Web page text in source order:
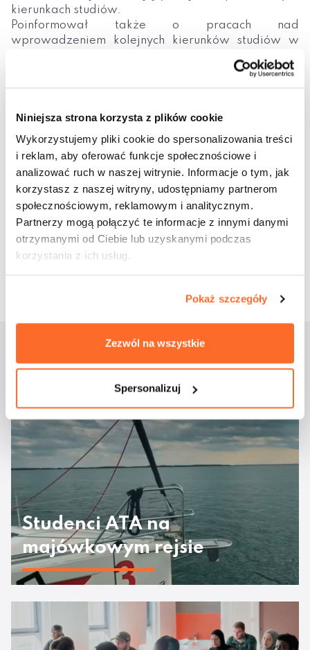
Niniejsza strona korzysta z plików cookie
Wykorzystujemy pliki cookie do spersonalizowania treści
i reklam, aby oferować funkcje społecznościowe i
analizować ruch w naszej witrynie. Informacje o tym, jak
korzystasz z naszej witryny, udostępniamy partnerom
społecznościowym, reklamowym i analitycznym.
Partnerzy mogą połączyć te informacje z innymi danymi
otrzymanymi od Ciebie lub uzyskanymi podczas
korzystania z ich usług.
Pokaż szczegóły
Zezwól na wszystkie
Spersonalizuj
kierunkach studiów.
Poinformował także o pracach nad
wprowadzeniem kolejnych kierunków studiów w
Chongqing Technology and Business University.
Udostępnij wpis:
TwitterLinkedInPinterestEmail
13 grudnia 2019
Aktualności
Studenci ATA na
majówkowym rejsie